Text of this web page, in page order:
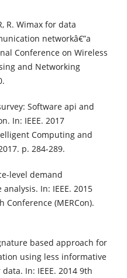
R. Wimax for data
networkâ€”a
Conference on Wireless
and Networking
survey: Software api and
In: IEEE. 2017
Computing and
p. 284-289.
level demand
In: IEEE. 2015
Conference (MERCon).
based approach for
using less informative
In: IEEE. 2014 9th